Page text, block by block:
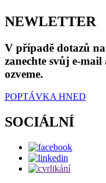
NEWLETTER
V případě dotazů
zanechte svůj e-
ozveme.
POPTÁVKA HNED
SOCIÁLNÍ